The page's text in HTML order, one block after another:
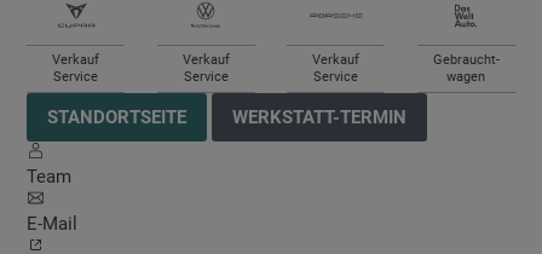
Verkauf
Service
Verkauf
Service
Verkauf
Service
Gebraucht-
wagen
STANDORTSEITE WERKSTATT-TERMIN
Team
E-Mail